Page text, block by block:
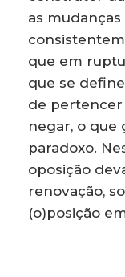
as
que em
que se
de pertencer
negar, o que
paradoxo.
oposição
renovação,
(o)posição